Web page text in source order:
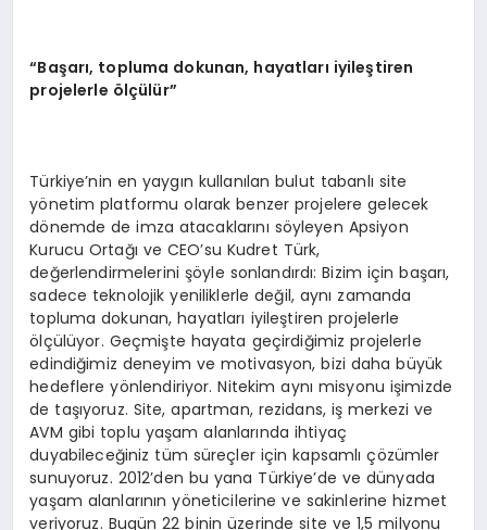
“Başarı, topluma dokunan, hayatları iyileştiren
projelerle ölçülür”
Türkiye’nin en yaygın kullanılan bulut tabanlı site
yönetim platformu olarak benzer projelere gelecek
dönemde de imza atacaklarını söyleyen Apsiyon
Kurucu Ortağı ve CEO’su Kudret Türk,
değerlendirmelerini şöyle sonlandırdı: Bizim için başarı,
sadece teknolojik yeniliklerle değil, aynı zamanda
topluma dokunan, hayatları iyileştiren projelerle
ölçülüyor. Geçmişte hayata geçirdiğimiz projelerle
edindiğimiz deneyim ve motivasyon, bizi daha büyük
hedeflere yönlendiriyor. Nitekim aynı misyonu işimizde
de taşıyoruz. Site, apartman, rezidans, iş merkezi ve
AVM gibi toplu yaşam alanlarında ihtiyaç
duyabileceğiniz tüm süreçler için kapsamlı çözümler
sunuyoruz. 2012’den bu yana Türkiye’de ve dünyada
yaşam alanlarının yöneticilerine ve sakinlerine hizmet
veriyoruz. Bugün 22 binin üzerinde site ve 1,5 milyonu